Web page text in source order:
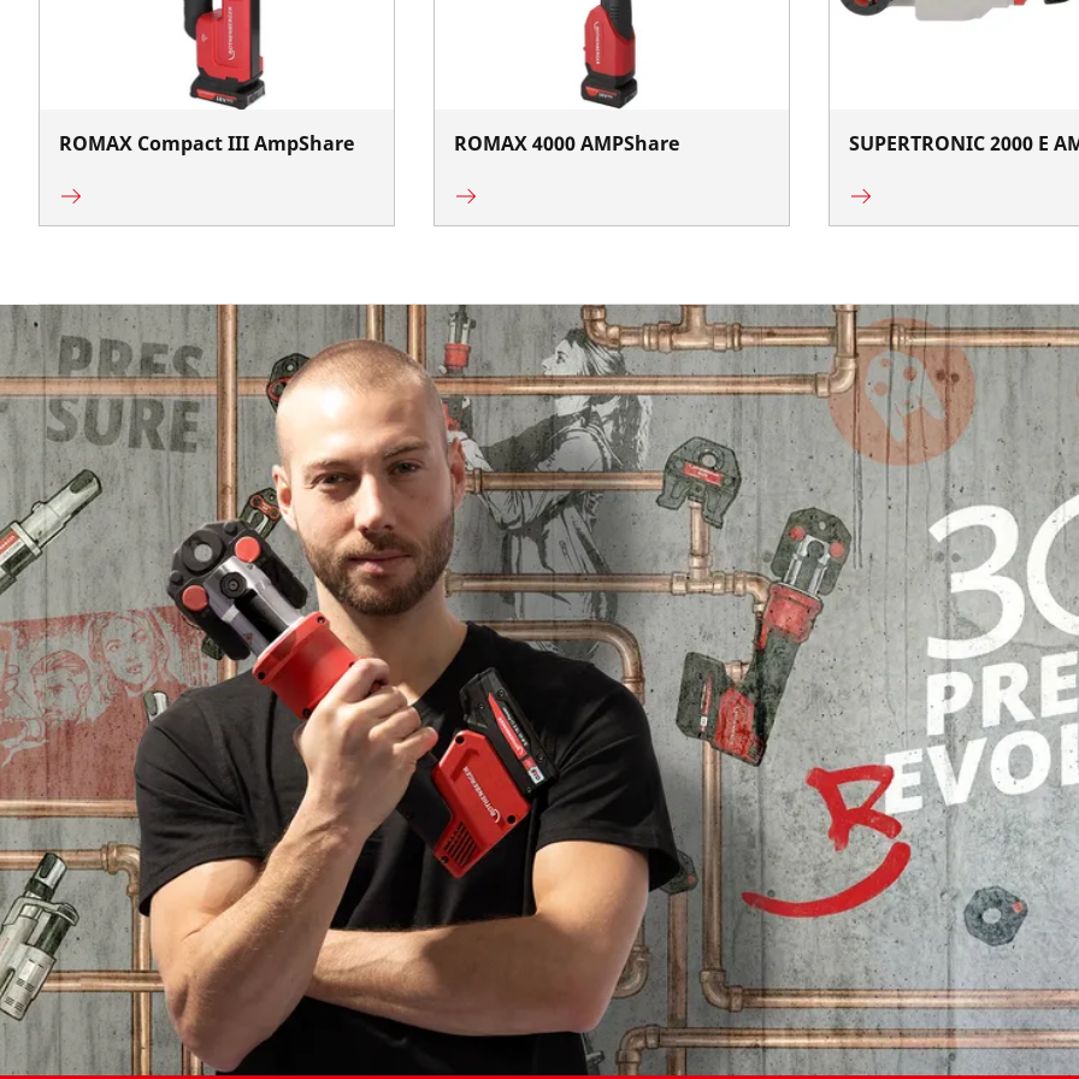
ROMAX Compact III AmpShare ROMAX 4000 AMPShare SUPERTRONIC 2000 E